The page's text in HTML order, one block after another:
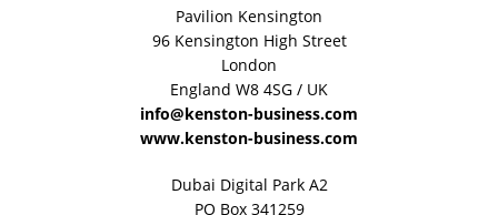
Pavilion Kensington
96 Kensington High Street
London
England W8 4SG / UK
info@kenston-business.com
www.kenston-business.com
Dubai Digital Park A2
PO Box 341259